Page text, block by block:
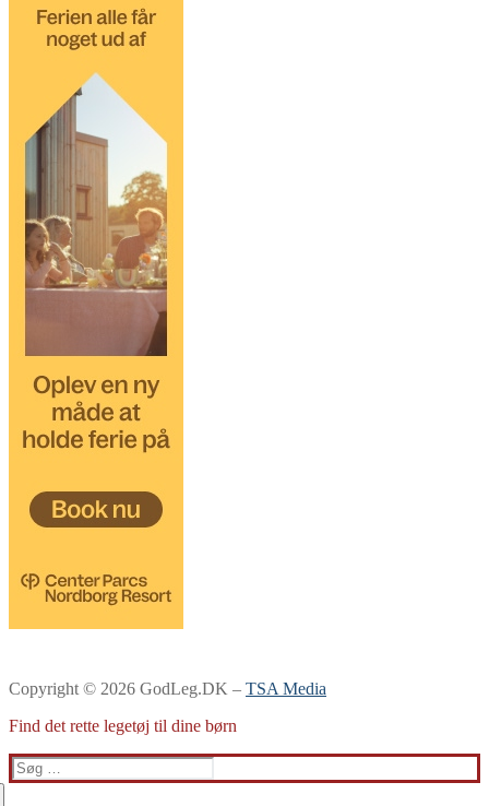
Copyright © 2026 GodLeg.DK – TSA Media
Find det rette legetøj til dine børn
Søg
efter: